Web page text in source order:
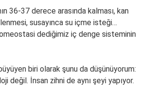
36-37 derece arasında kalması, kan
susayınca su içme isteği…
dediğimiz iç denge sisteminin
biri olarak şunu da düşünüyorum:
değil. İnsan zihni de aynı şeyi yapıyor.